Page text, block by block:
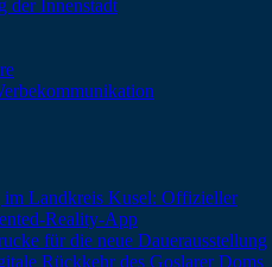
der Innenstadt
im Landkreis Kusel: Offizieller
Reality-App
für die neue Dauerausstellung
Rückkehr des Goslarer Doms